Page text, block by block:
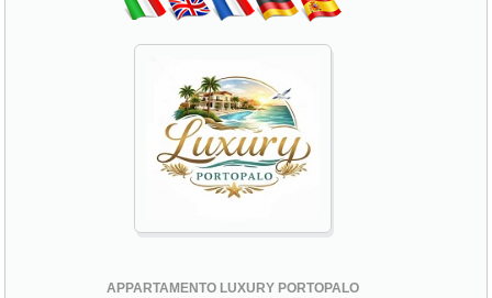
APPARTAMENTO LUXURY PORTOPALO